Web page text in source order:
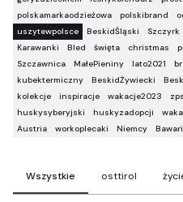
polskamarkaodzieżowa
polskibrand
uszytewpolsce
BeskidŚląski Szczyrk
Karawanki
Bled święta christmas
Szczawnica
MałePieniny lato2021
kubektermiczny
BeskidŻywiecki
kolekcje
inspiracje wakacje2023
huskysyberyjski
huskyzadopcji
Austria
workoplecaki Niemcy
Wszystkie osttirol